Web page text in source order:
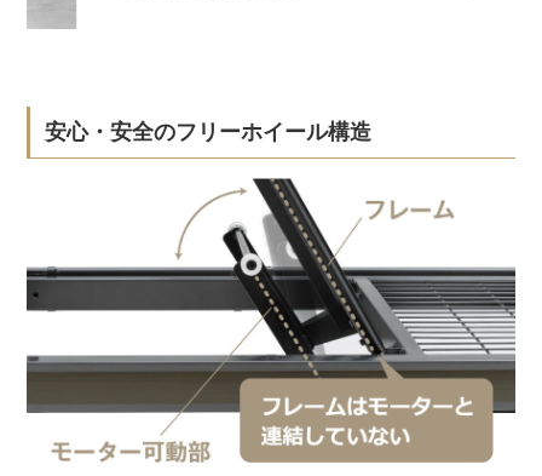
安心・安全のフリーホイール構造